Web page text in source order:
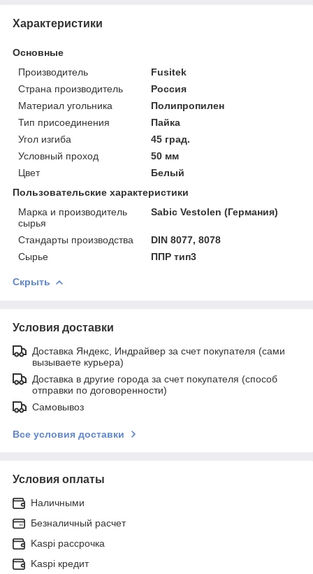
Характеристики
Основные
Производитель
Fusitek
Страна производитель
Россия
Материал угольника
Полипропилен
Тип присоединения
Пайка
Угол изгиба
45 град.
Условный проход
50 мм
Цвет
Белый
Пользовательские характеристики
Марка и производитель
сырья
Sabic Vestolen (Германия)
Стандарты производства
DIN 8077, 8078
Сырье
ППР тип3
Скрыть
Условия доставки
Доставка Яндекс, Индрайвер за счет покупателя (сами
вызываете курьера)
Доставка в другие города за счет покупателя (способ
отправки по договоренности)
Самовывоз
Все условия доставки
Условия оплаты
Наличными
Безналичный расчет
Kaspi рассрочка
Kaspi кредит